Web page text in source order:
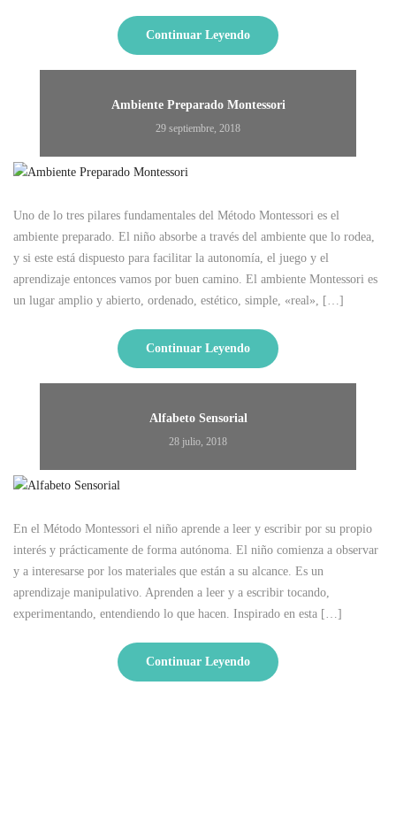
Continuar Leyendo
Ambiente Preparado Montessori
29 septiembre, 2018
Uno de lo tres pilares fundamentales del Método Montessori es el
ambiente preparado. El niño absorbe a través del ambiente que lo rodea,
y si este está dispuesto para facilitar la autonomía, el juego y el
aprendizaje entonces vamos por buen camino. El ambiente Montessori es
un lugar amplio y abierto, ordenado, estético, simple, «real», […]
Continuar Leyendo
Alfabeto Sensorial
28 julio, 2018
En el Método Montessori el niño aprende a leer y escribir por su propio
interés y prácticamente de forma autónoma. El niño comienza a observar
y a interesarse por los materiales que están a su alcance. Es un
aprendizaje manipulativo. Aprenden a leer y a escribir tocando,
experimentando, entendiendo lo que hacen. Inspirado en esta […]
Continuar Leyendo